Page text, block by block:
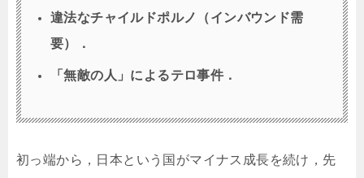
違法なチャイルドポルノ（インバウンド需
要）．
「無敵の人」によるテロ事件．
初っ端から，日本という国がマイナス成長を続け，先